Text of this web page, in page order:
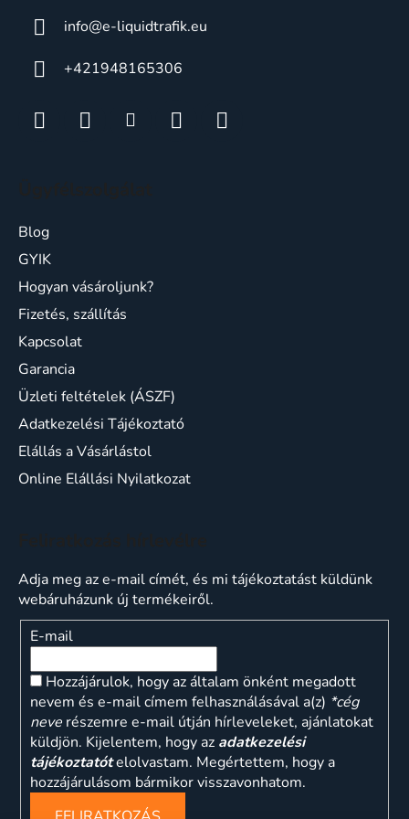
info@e-liquidtrafik.eu
+421948165306
Blog
GYIK
Hogyan vásároljunk?
Fizetés, szállítás
Kapcsolat
Garancia
Üzleti feltételek (ÁSZF)
Adatkezelési Tájékoztató
Elállás a Vásárlástol
Online Elállási Nyilatkozat
Adja meg az e-mail címét, és mi tájékoztatást küldünk
webáruházunk új termékeiről.
E-mail
Hozzájárulok, hogy az általam önként megadott
nevem és e-mail címem felhasználásával a(z) *cég
neve részemre e-mail útján hírleveleket, ajánlatokat
küldjön. Kijelentem, hogy az adatkezelési
tájékoztatótelolvastam. Megértettem, hogy a
hozzájárulásom bármikor visszavonhatom.